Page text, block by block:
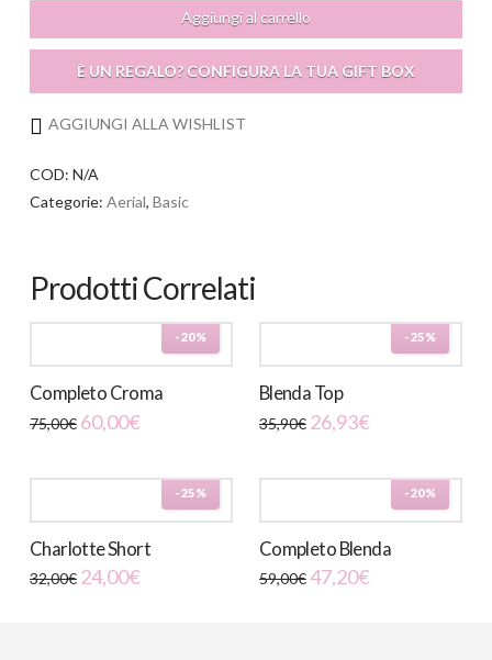
Aggiungi al carrello
È UN REGALO? CONFIGURA LA TUA GIFT BOX
AGGIUNGI ALLA WISHLIST
COD: N/A
Categorie: Aerial, Basic
Prodotti Correlati
-20%
Completo Croma
75,00€ Il
prezzo
75,00€.
60,00€Il
prezzo
60,00€.
-25%
Blenda Top
35,90€ 26,93€
più
varianti.
Le
-25%
Charlotte Short
32,00€ 24,00€
-20%
Completo Blenda
59,00€ Il
prezzo
47,20€Il
prezzo